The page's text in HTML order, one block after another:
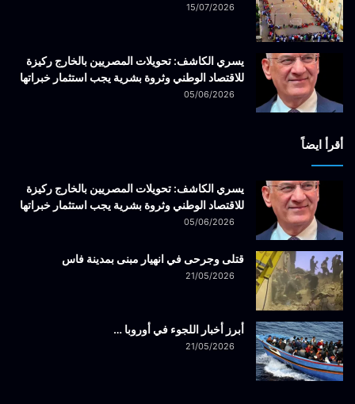
15/07/2026
يسري الكاشف: تحويلات المصريين بالخارج ركيزة
للاقتصاد الوطني وثروة بشرية يجب استثمار خبراتها
05/06/2026
أقرأ ايضاً
يسري الكاشف: تحويلات المصريين بالخارج ركيزة
للاقتصاد الوطني وثروة بشرية يجب استثمار خبراتها
05/06/2026
قتلى وجرحى في انهيار مبنى بمدينة فاس
21/05/2026
أبرز أخبار اللجوء في أوروبا …
21/05/2026